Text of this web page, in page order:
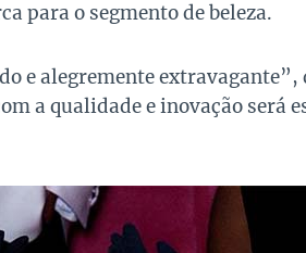
para o segmento de beleza.
e alegremente
a qualidade e inovação será